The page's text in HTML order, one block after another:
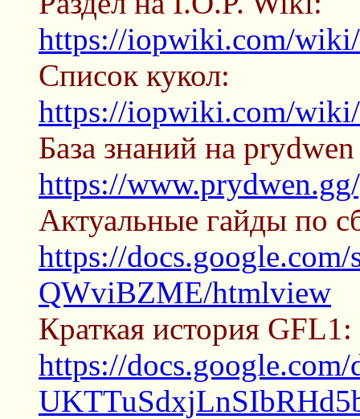
https://iopwiki.com/
Список кукол:
https://iopwiki.com/
База знаний на
https://
Актуальные гайды по
https://
QWviBZME/htmlview
Краткая история GFL1:
https://